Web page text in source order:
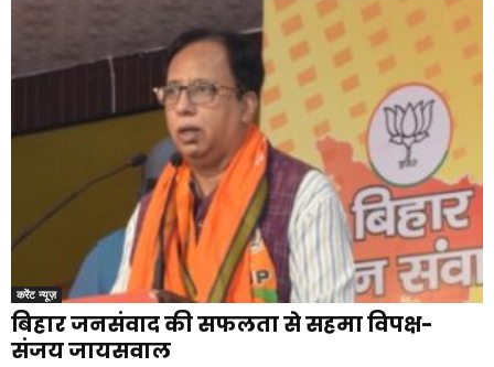
करेंट न्यूज़
बिहार जनसंवाद की सफलता से सहमा विपक्ष-
संजय जायसवाल